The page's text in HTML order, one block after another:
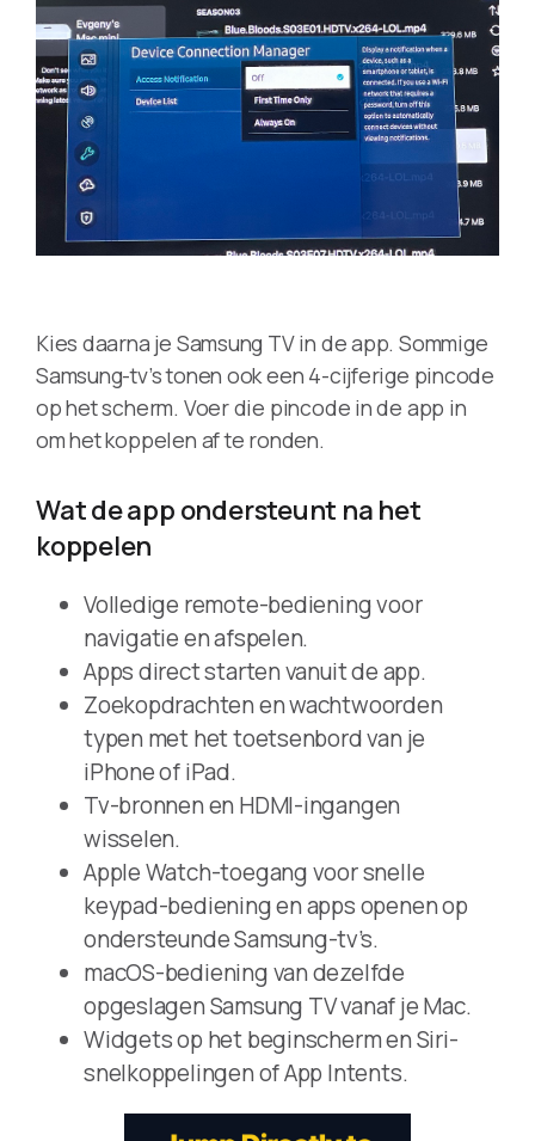
Kies daarna je Samsung TV in de app. Sommige
Samsung-tv’s tonen ook een 4-cijferige pincode
op het scherm. Voer die pincode in de app in
om het koppelen af te ronden.
Wat de app ondersteunt na het
koppelen
Volledige remote-bediening voor
navigatie en afspelen.
Apps direct starten vanuit de app.
Zoekopdrachten en wachtwoorden
typen met het toetsenbord van je
iPhone of iPad.
Tv-bronnen en HDMI-ingangen
wisselen.
Apple Watch-toegang voor snelle
keypad-bediening en apps openen op
ondersteunde Samsung-tv’s.
macOS-bediening van dezelfde
opgeslagen Samsung TV vanaf je Mac.
Widgets op het beginscherm en Siri-
snelkoppelingen of App Intents.